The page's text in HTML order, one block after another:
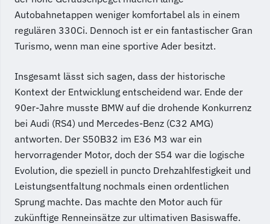
Autobahnetappen weniger komfortabel als in einem
regulären 330Ci. Dennoch ist er ein fantastischer Gran
Turismo, wenn man eine sportive Ader besitzt.
Insgesamt lässt sich sagen, dass der historische
Kontext der Entwicklung entscheidend war. Ende der
90er-Jahre musste BMW auf die drohende Konkurrenz
bei Audi (RS4) und Mercedes-Benz (C32 AMG)
antworten. Der S50B32 im E36 M3 war ein
hervorragender Motor, doch der S54 war die logische
Evolution, die speziell in puncto Drehzahlfestigkeit und
Leistungsentfaltung nochmals einen ordentlichen
Sprung machte. Das machte den Motor auch für
zukünftige Renneinsätze zur ultimativen Basiswaffe.